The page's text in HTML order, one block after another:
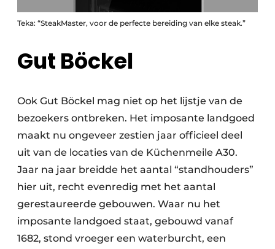
Teka: “SteakMaster, voor de perfecte bereiding van elke steak.”
Gut Böckel
Ook Gut Böckel mag niet op het lijstje van de
bezoekers ontbreken. Het imposante landgoed
maakt nu ongeveer zestien jaar officieel deel
uit van de locaties van de Küchenmeile A30.
Jaar na jaar breidde het aantal “standhouders”
hier uit, recht evenredig met het aantal
gerestaureerde gebouwen. Waar nu het
imposante landgoed staat, gebouwd vanaf
1682, stond vroeger een waterburcht, een